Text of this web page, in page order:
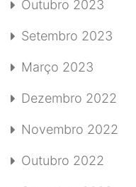
Outubro 2023
Setembro 2023
Março 2023
Dezembro 2022
Novembro 2022
Outubro 2022